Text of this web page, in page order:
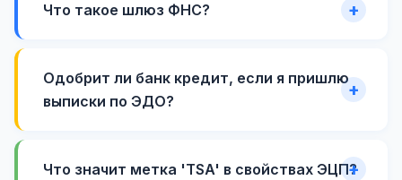
Что такое шлюз ФНС?
Одобрит ли банк кредит, если я пришлю
выписки по ЭДО?
Что значит метка 'TSA' в свойствах ЭЦП?